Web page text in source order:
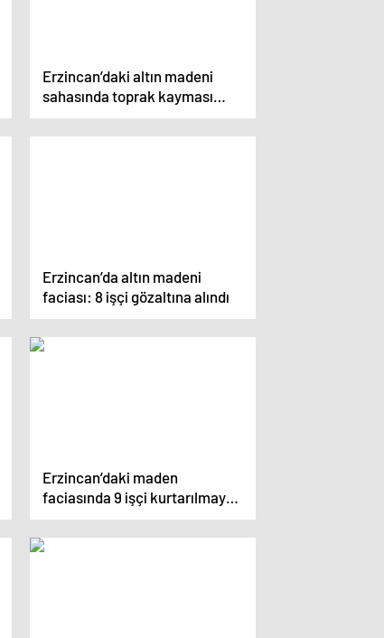
Erzincan’daki altın madeni
sahasında toprak kayması
yaşandı
Erzincan’da altın madeni
faciası: 8 işçi gözaltına alındı
Erzincan’daki maden
faciasında 9 işçi kurtarılmaya
çalışılıyor